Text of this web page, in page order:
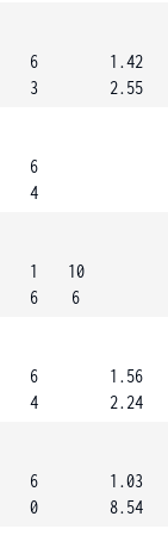
6
3
1.42
2.55
6
4
1
6
10
6
6
4
1.56
2.24
6
0
1.03
8.54